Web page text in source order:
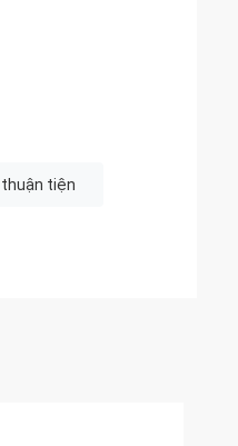
thuận tiện